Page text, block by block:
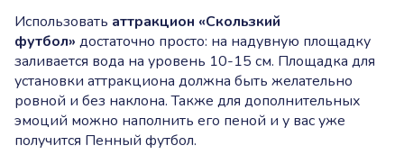
Использовать аттракцион «Скользкий
футбол» достаточно просто: на надувную площадку
заливается вода на уровень 10-15 см. Площадка для
установки аттракциона должна быть желательно
ровной и без наклона. Также для дополнительных
эмоций можно наполнить его пеной и у вас уже
получится Пенный футбол.